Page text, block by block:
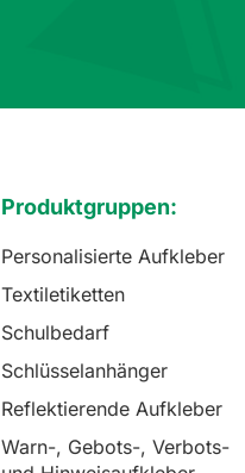
Produktgruppen:
Personalisierte Aufkleber
Textiletiketten
Schulbedarf
Schlüsselanhänger
Reflektierende Aufkleber
Warn-, Gebots-, Verbots-